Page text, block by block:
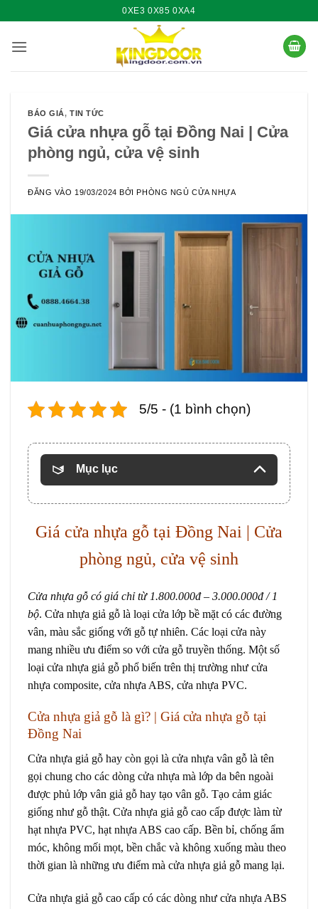
nội
0XE3 0X85 0XA4
BÁO GIÁ,TIN TỨC
Giá cửa nhựa gỗ tại Đồng Nai | Cửa
phòng ngủ, cửa vệ sinh
ĐĂNG VÀO 19/03/2024 BỞIPHÒNG NGỦ CỬA NHỰA
5/5 - (1 bình chọn)
Mục lục
Giá cửa nhựa gỗ tại Đồng Nai | Cửa
phòng ngủ, cửa vệ sinh
Cửa nhựa gỗ có giá chỉ từ 1.800.000đ – 3.000.000đ / 1
bộ. Cửa nhựa giả gỗ là loại cửa lớp bề mặt có các đường
vân, màu sắc giống với gỗ tự nhiên. Các loại cửa này
mang nhiều ưu điểm so với cửa gỗ truyền thống. Một số
loại cửa nhựa giả gỗ phổ biến trên thị trường như cửa
nhựa composite, cửa nhựa ABS, cửa nhựa PVC.
Cửa nhựa giả gỗ là gì? | Giá cửa nhựa gỗ tại
Đồng Nai
Cửa nhựa giả gỗ hay còn gọi là cửa nhựa vân gỗ là tên
gọi chung cho các dòng cửa nhựa mà lớp da bên ngoài
được phủ lớp vân giả gỗ hay tạo vân gỗ. Tạo cảm giác
giống như gỗ thật. Cửa nhựa giả gỗ cao cấp được làm từ
hạt nhựa PVC, hạt nhựa ABS cao cấp. Bền bỉ, chống ẩm
móc, không mối mọt, bền chắc và không xuống màu theo
thời gian là những ưu điểm mà cửa nhựa giả gỗ mang lại.
Cửa nhựa giả gỗ cao cấp có các dòng như cửa nhựa ABS